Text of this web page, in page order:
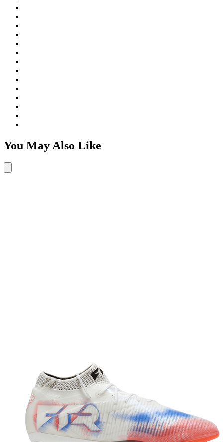
You May Also Like